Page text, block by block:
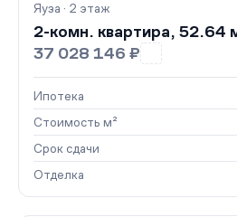
Яуза · 2 этаж
2-комн. квартира, 52.64
37 028 146 ₽
Ипотека
Стоимость м²
Срок сдачи
Отделка